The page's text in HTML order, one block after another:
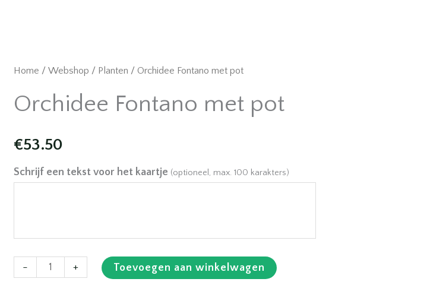
Home /Webshop / Planten / Orchidee Fontano met pot
Orchidee Fontano met pot
€53.50
Schrijf een tekst voor het kaartje (optioneel, max. 100 karakters)
-
Orchidee
+ Toevoegen aan winkelwagen